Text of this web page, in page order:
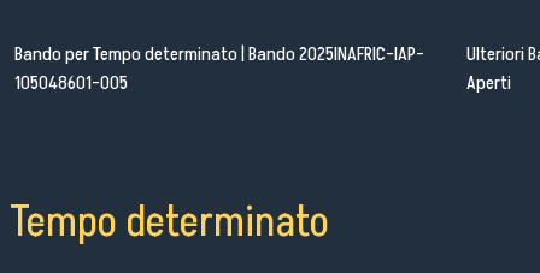
Bando per Tempo determinato | Bando 2025INAFRIC-IAP-
105048601-005
Ulteriori
Aperti
Tempo determinato
Pubblico Scuole e Università
Per il personale